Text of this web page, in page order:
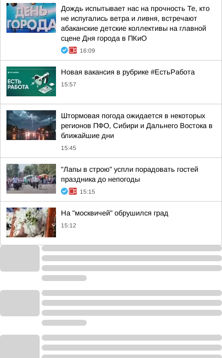
Дождь испытывает нас на прочность Те, кто
не испугались ветра и ливня, встречают
абаканские детские коллективы на главной
сцене Дня города в ПКиО
16:09
Новая вакансия в рубрике #ЕстьРабота
15:57
Штормовая погода ожидается в некоторых
регионов ПФО, Сибири и Дальнего Востока в
ближайшие дни
15:45
"Лапы в строю" успли порадовать гостей
праздника до непогоды
15:15
На "москвичей" обрушился град
15:12